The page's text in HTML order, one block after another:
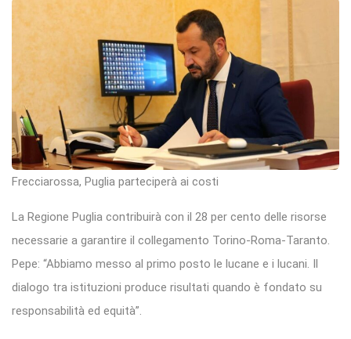
Frecciarossa, Puglia parteciperà ai costi
La Regione Puglia contribuirà con il 28 per cento delle risorse
necessarie a garantire il collegamento Torino-Roma-Taranto.
Pepe: “Abbiamo messo al primo posto le lucane e i lucani. Il
dialogo tra istituzioni produce risultati quando è fondato su
responsabilità ed equità”.